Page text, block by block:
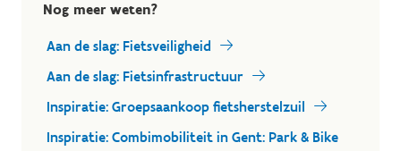
Nog meer weten?
Aan de slag: Fietsveiligheid
Aan de slag: Fietsinfrastructuur
Inspiratie: Groepsaankoop fietsherstelzuil
Inspiratie: Combimobiliteit in Gent: Park & Bike